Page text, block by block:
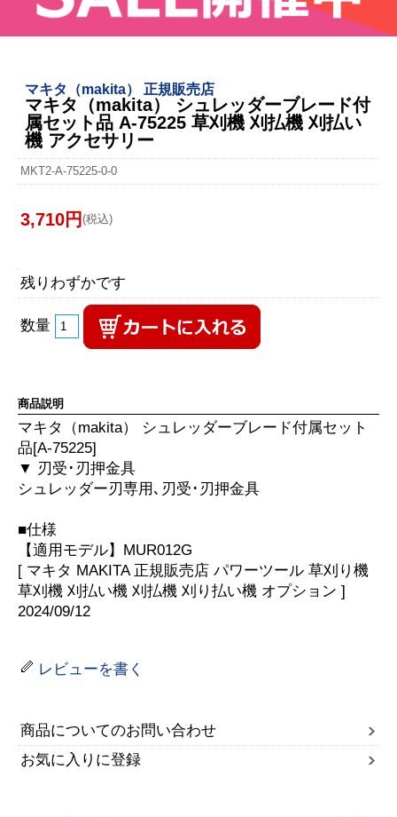
マキタ（makita） 正規販売店
マキタ（makita） シュレッダーブレード付
属セット品 A-75225 草刈機 刈払機 刈払い
機 アクセサリー
MKT2-A-75225-0-0
3,710円 (税込)
残りわずかです
数量
商品説明
マキタ（makita） シュレッダーブレード付属セット
品[A-75225]
▼ 刃受･刃押金具
シュレッダー刃専用､刃受･刃押金具
■仕様
【適用モデル】MUR012G
[ マキタ MAKITA 正規販売店 パワーツール 草刈り機
草刈機 刈払い機 刈払機 刈り払い機 オプション ]
2024/09/12
レビューを書く
商品についてのお問い合わせ
お気に入りに登録